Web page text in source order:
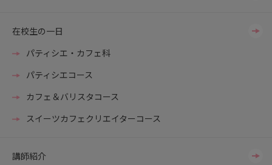
在校生の一日
パティシエ・カフェ科
パティシエコース
カフェ＆バリスタコース
スイーツカフェクリエイターコース
講師紹介